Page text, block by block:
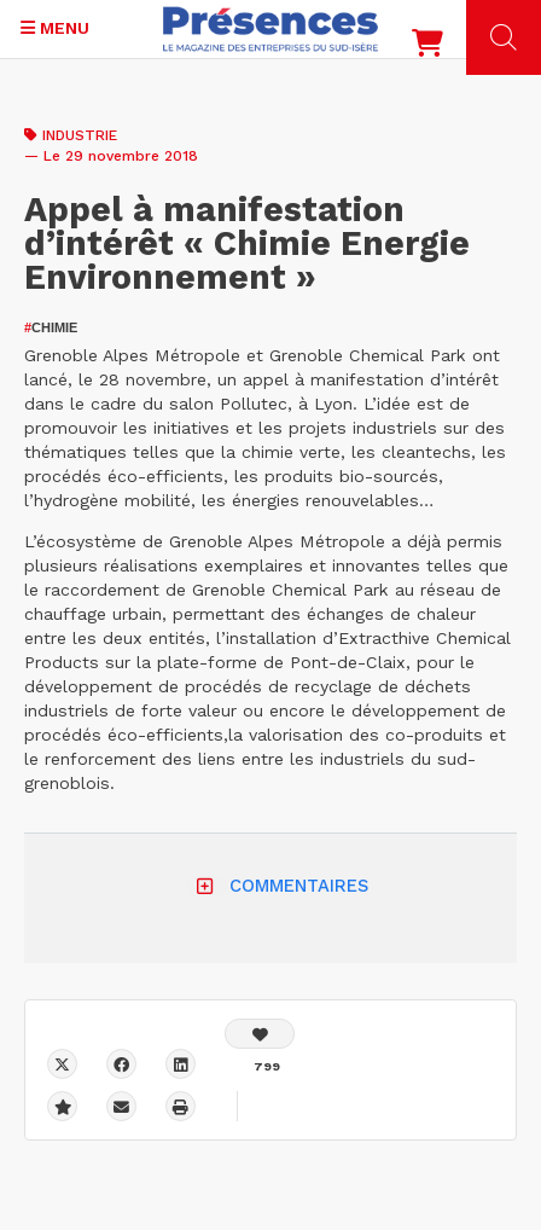
contenu
MENU
INDUSTRIE
— Le 29 novembre 2018
Appel à manifestation
d’intérêt « Chimie Energie
Environnement »
#CHIMIE
Grenoble Alpes Métropole et Grenoble Chemical Park ont
lancé, le 28 novembre, un appel à manifestation d’intérêt
dans le cadre du salon Pollutec, à Lyon. L’idée est de
promouvoir les initiatives et les projets industriels sur des
thématiques telles que la chimie verte, les cleantechs, les
procédés éco-efficients, les produits bio-sourcés,
l’hydrogène mobilité, les énergies renouvelables…
L’écosystème de Grenoble Alpes Métropole a déjà permis
plusieurs réalisations exemplaires et innovantes telles que
le raccordement de Grenoble Chemical Park au réseau de
chauffage urbain, permettant des échanges de chaleur
entre les deux entités, l’installation d’Extracthive Chemical
Products sur la plate-forme de Pont-de-Claix, pour le
développement de procédés de recyclage de déchets
industriels de forte valeur ou encore le développement de
procédés éco-efficients,la valorisation des co-produits et
le renforcement des liens entre les industriels du sud-
grenoblois.
COMMENTAIRES
799